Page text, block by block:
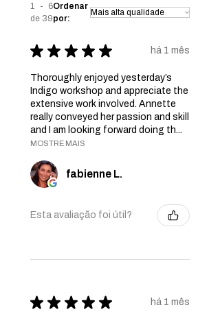
1 - 6
de 39
Ordenar
por:
★ ★ ★ ★ ★ há 1 mês
Thoroughly enjoyed yesterday’s
Indigo workshop and appreciate the
extensive work involved. Annette
really conveyed her passion and skill
and I am looking forward doing th...
MOSTRE MAIS
fabienne L.
Esta avaliação foi útil?
★ ★ ★ ★ ★ há 1 mês